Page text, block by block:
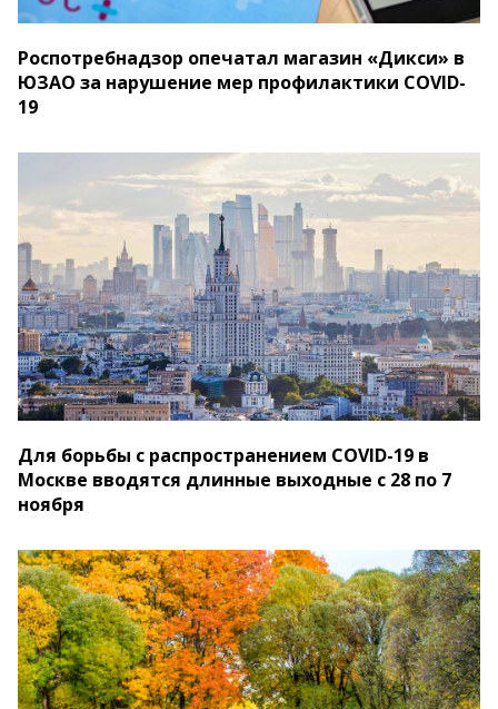
Роспотребнадзор опечатал магазин «Дикси» в
ЮЗАО за нарушение мер профилактики COVID-
19
Для борьбы с распространением COVID-19 в
Москве вводятся длинные выходные с 28 по 7
ноября